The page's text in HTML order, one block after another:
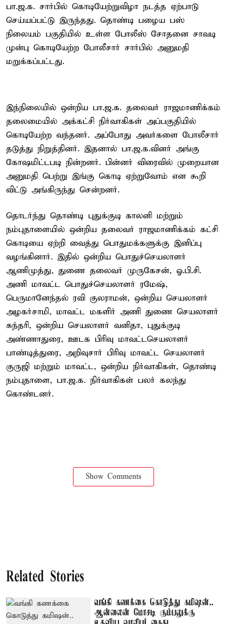
பா.ஜ.க. சார்பில் கொடியேற்றுவிழா நடத்த ஏற்பாடு
செய்யப்பட்டு இருந்தது. தொண்டி பழைய பஸ்
நிலையம் பகுதியில் உள்ள போலீஸ் சோதனை சாவடி
முன்பு கொடியேற்ற போலீசார் சார்பில் அனுமதி
மறுக்கப்பட்டது.
இந்நிலையில் ஒன்றிய பா.ஜ.க. தலைவர் ராஜமாணிக்கம்
தலைமையில் அக்கட்சி நிர்வாகிகள் அப்பகுதியில்
கொடியேற்ற வந்தனர். அப்போது அவர்களை போலீசார்
தடுத்து நிறுத்தினர். இதனால் பா.ஜ.க.வினர் அங்கு
கோஷமிட்டபடி நின்றனர். பின்னர் விரைவில் முறையான
அனுமதி பெற்று இங்கு கொடி ஏற்றுவோம் என கூறி
விட்டு அங்கிருந்து சென்றனர்.
தொடர்ந்து தொண்டி புதுக்குடி காலனி மற்றும்
நம்புதாளையில் ஒன்றிய தலைவர் ராஜமாணிக்கம் கட்சி
கொடியை ஏற்றி வைத்து பொதுமக்களுக்கு இனிப்பு
வழங்கினார். இதில் ஒன்றிய பொதுச்செயலாளர்
ஆணிமுத்து, துணை தலைவர் முருகேசன், ஓ.பி.சி.
அணி மாவட்ட பொதுச்செயலாளர் ரமேஷ்,
பெருமானேந்தல் ரவி குலராமன், ஒன்றிய செயலாளர்
அழகர்சாமி, மாவட்ட மகளிர் அணி துணை செயலாளர்
சுந்தரி, ஒன்றிய செயலாளர் வனிதா, புதுக்குடி
அண்ணாதுரை, ஊடக பிரிவு மாவட்டசெயலாளர்
பாண்டித்துரை, அறிவுசார் பிரிவு மாவட்ட செயலாளர்
குருஜி மற்றும் மாவட்ட, ஒன்றிய நிர்வாகிகள், தொண்டி
நம்புதாளை, பா.ஜ.க. நிர்வாகிகள் பலர் கலந்து
கொண்டனர்.
Show Comments
Related Stories
வங்கி கணக்கை கொடுத்து கமிஷன்..
ஆன்லைன் மோசடி கும்பலுக்கு